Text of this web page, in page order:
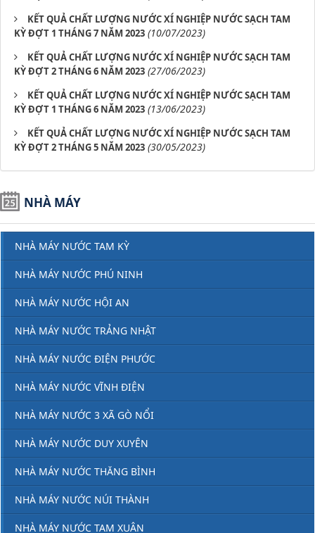
KẾT QUẢ CHẤT LƯỢNG NƯỚC XÍ NGHIỆP NƯỚC SẠCH TAM
KỲ ĐỢT 1 THÁNG 7 NĂM 2023 (10/07/2023)
KẾT QUẢ CHẤT LƯỢNG NƯỚC XÍ NGHIỆP NƯỚC SẠCH TAM
KỲ ĐỢT 2 THÁNG 6 NĂM 2023 (27/06/2023)
KẾT QUẢ CHẤT LƯỢNG NƯỚC XÍ NGHIỆP NƯỚC SẠCH TAM
KỲ ĐỢT 1 THÁNG 6 NĂM 2023 (13/06/2023)
KẾT QUẢ CHẤT LƯỢNG NƯỚC XÍ NGHIỆP NƯỚC SẠCH TAM
KỲ ĐỢT 2 THÁNG 5 NĂM 2023 (30/05/2023)
NHÀ MÁY
NHÀ MÁY NƯỚC TAM KỲ
NHÀ MÁY NƯỚC PHÚ NINH
NHÀ MÁY NƯỚC HỘI AN
NHÀ MÁY NƯỚC TRẢNG NHẬT
NHÀ MÁY NƯỚC ĐIỆN PHƯỚC
NHÀ MÁY NƯỚC VĨNH ĐIỆN
NHÀ MÁY NƯỚC 3 XÃ GÒ NỔI
NHÀ MÁY NƯỚC DUY XUYÊN
NHÀ MÁY NƯỚC THĂNG BÌNH
NHÀ MÁY NƯỚC NÚI THÀNH
NHÀ MÁY NƯỚC TAM XUÂN